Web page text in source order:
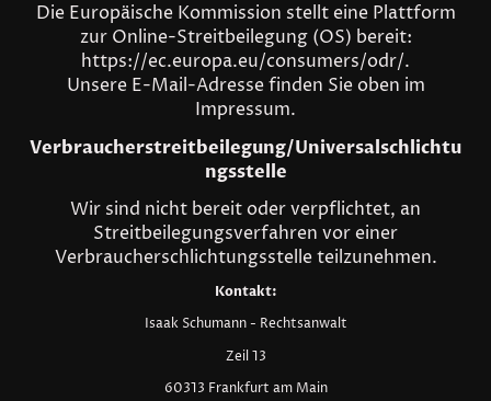
Die Europäische Kommission stellt eine Plattform
zur Online-Streitbeilegung (OS) bereit:
https://ec.europa.eu/consumers/odr/.
Unsere E-Mail-Adresse finden Sie oben im
Impressum.
Verbraucherstreitbeilegung/Universalschlichtu
ngsstelle
Wir sind nicht bereit oder verpflichtet, an
Streitbeilegungsverfahren vor einer
Verbraucherschlichtungsstelle teilzunehmen.
Kontakt:
Isaak Schumann - Rechtsanwalt
Zeil 13
60313 Frankfurt am Main